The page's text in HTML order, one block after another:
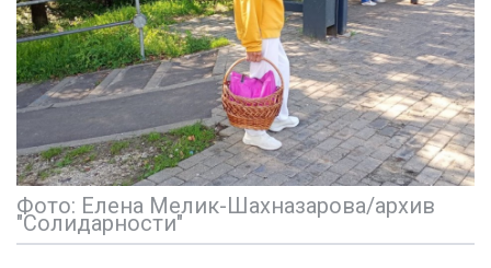
Фото: Елена Мелик-Шахназарова/архив
"Солидарности"